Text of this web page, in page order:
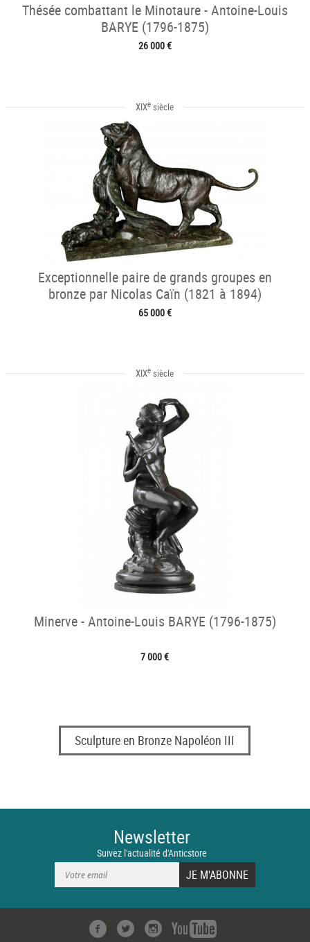
Thésée combattant le Minotaure - Antoine-Louis
BARYE (1796-1875)
26 000 €
XIXe siècle
Exceptionnelle paire de grands groupes en
bronze par Nicolas Caïn (1821 à 1894)
65 000 €
XIXe siècle
Minerve - Antoine-Louis BARYE (1796-1875)
7 000 €
Sculpture en Bronze Napoléon III
Newsletter
Suivez l'actualité d'Anticstore